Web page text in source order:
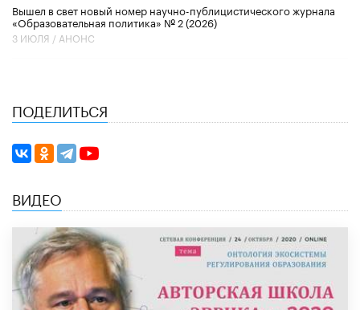
Вышел в свет новый номер научно-публицистического журнала
«Образовательная политика» № 2 (2026)
3 ИЮЛЯ / АНОНС
ПОДЕЛИТЬСЯ
ВИДЕО